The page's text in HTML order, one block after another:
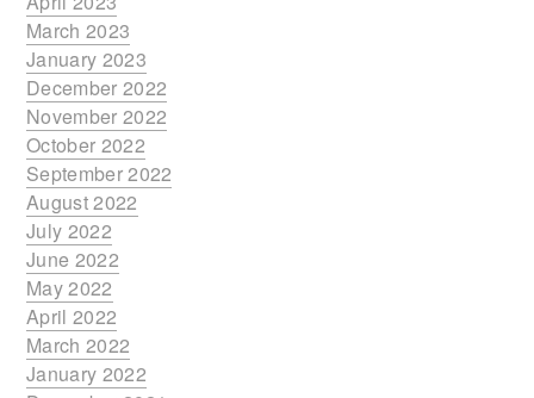
March 2023
January 2023
December 2022
November 2022
October 2022
September 2022
August 2022
July 2022
June 2022
May 2022
April 2022
March 2022
January 2022